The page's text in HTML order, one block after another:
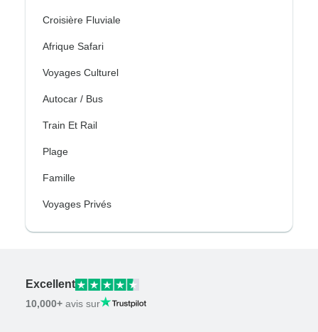
Croisière Fluviale
Afrique Safari
Voyages Culturel
Autocar / Bus
Train Et Rail
Plage
Famille
Voyages Privés
Excellent
10,000+ avis sur